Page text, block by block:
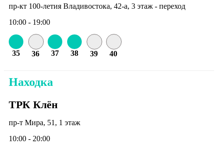
пр-кт 100-летия Владивостока, 42-а, 3 этаж - переход
10:00 - 19:00
35 36 37 38 39 40
Находка
ТРК Клён
пр-т Мира, 51, 1 этаж
10:00 - 20:00